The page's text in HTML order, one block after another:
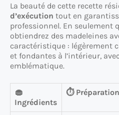
La beauté de cette recette
d’exécution tout en
professionnel. En seulement
obtiendrez des madeleines
caractéristique : légèrement
et fondantes à l’intérieur,
emblématique.
🧁
Ingrédients
⏱️ Préparation